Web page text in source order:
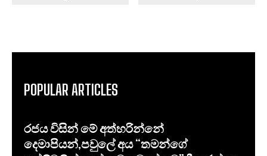
POPULAR ARTICLES
රජය විසින් මේ අත්හරින්නේ
දෙමාපියන්,පවුලේ අය “තමන්ගේ